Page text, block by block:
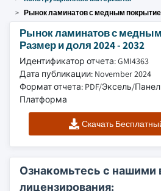
Рынок ламинатов с медным
Рынок ламинатов с
Размер и доля 2024 - 2032
Идентификатор отчета: GMI4363
Дата публикации: November 2024
Формат отчета: PDF/Эксель/
Платформа
Скачать
Ознакомьтесь с нашими
лицензирования: